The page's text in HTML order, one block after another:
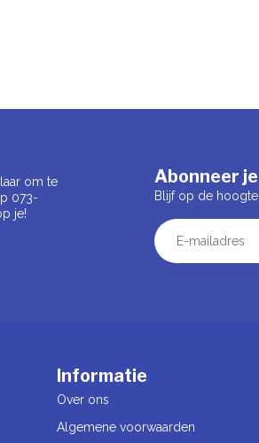
om te
073-
je!
Abonneer
Blijf op de
Informatie
Over ons
Algemene voorwaarden